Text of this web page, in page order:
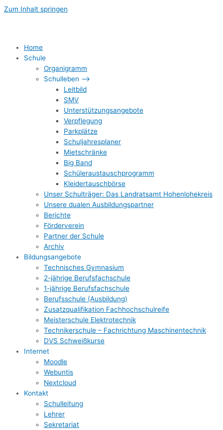
Zum Inhalt springen
Home
Schule
Organigramm
Schulleben –>
Leitbild
SMV
Unterstützungsangebote
Verpflegung
Parkplätze
Schuljahresplaner
Mietschränke
Big Band
Schüleraustauschprogramm
Kleidertauschbörse
Unser Schulträger: Das Landratsamt Hohenlohekreis
Unsere dualen Ausbildungspartner
Berichte
Förderverein
Partner der Schule
Archiv
Bildungsangebote
Technisches Gymnasium
2-jährige Berufsfachschule
1-jährige Berufsfachschule
Berufsschule (Ausbildung)
Zusatzqualifikation Fachhochschulreife
Meisterschule Elektrotechnik
Technikerschule – Fachrichtung Maschinentechnik
DVS Schweißkurse
Internet
Moodle
Webuntis
Nextcloud
Kontakt
Schulleitung
Lehrer
Sekretariat